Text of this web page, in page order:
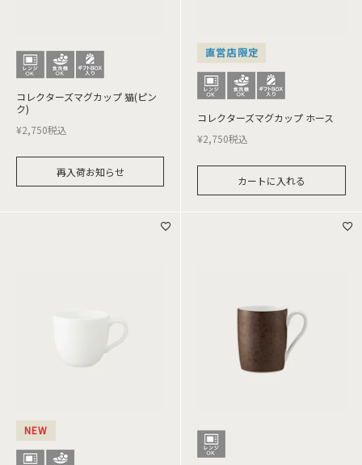
コレクターズマグカップ 猫(ピン
ク)
¥2,750税込
再入荷お知らせ
直営店限定
コレクターズマグカップ ホース
¥2,750税込
カートに入れる
NEW